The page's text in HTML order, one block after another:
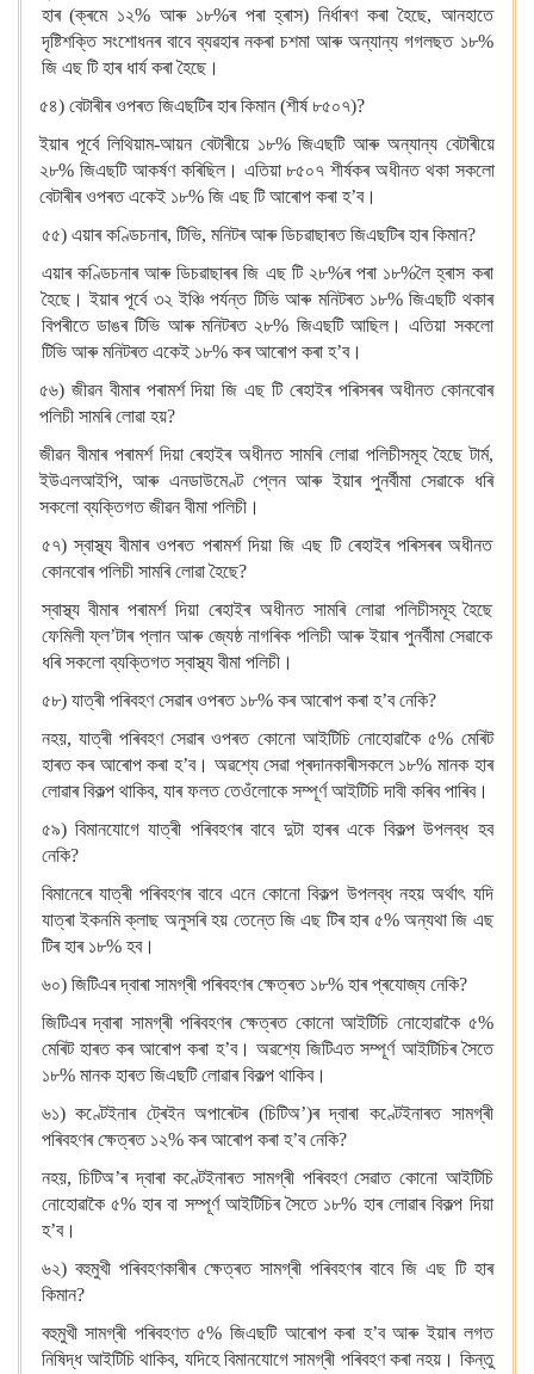
হাৰ (ক্ৰমে ১২% আৰু ১৮%ৰ পৰা হ্ৰাস) নিৰ্ধাৰণ কৰা হৈছে, আনহাতে
দৃষ্টিশক্তি সংশোধনৰ বাবে ব্যৱহাৰ নকৰা চশমা আৰু অন্যান্য গগলছত ১৮%
জি এছ টি হাৰ ধাৰ্য কৰা হৈছে।
৫৪) বেটাৰীৰ ওপৰত জিএছটিৰ হাৰ কিমান (শীৰ্ষ ৮৫০৭)?
ইয়াৰ পূৰ্বে লিথিয়াম-আয়ন বেটাৰীয়ে ১৮% জিএছটি আৰু অন্যান্য বেটাৰীয়ে
২৮% জিএছটি আকৰ্ষণ কৰিছিল। এতিয়া ৮৫০৭ শীৰ্ষকৰ অধীনত থকা সকলো
বেটাৰীৰ ওপৰত একেই ১৮% জি এছ টি আৰোপ কৰা হ’ব।
৫৫) এয়াৰ কণ্ডিচনাৰ, টিভি, মনিটৰ আৰু ডিচৱাছাৰত জিএছটিৰ হাৰ কিমান?
এয়াৰ কণ্ডিচনাৰ আৰু ডিচৱাছাৰৰ জি এছ টি ২৮%ৰ পৰা ১৮%লৈ হ্ৰাস কৰা
হৈছে। ইয়াৰ পূৰ্বে ৩২ ইঞ্চি পৰ্যন্ত টিভি আৰু মনিটৰত ১৮% জিএছটি থকাৰ
বিপৰীতে ডাঙৰ টিভি আৰু মনিটৰত ২৮% জিএছটি আছিল। এতিয়া সকলো
টিভি আৰু মনিটৰত একেই ১৮% কৰ আৰোপ কৰা হ’ব।
৫৬) জীৱন বীমাৰ পৰামৰ্শ দিয়া জি এছ টি ৰেহাইৰ পৰিসৰৰ অধীনত কোনবোৰ
পলিচী সামৰি লোৱা হয়?
জীৱন বীমাৰ পৰামৰ্শ দিয়া ৰেহাইৰ অধীনত সামৰি লোৱা পলিচীসমূহ হৈছে টাৰ্ম,
ইউএলআইপি, আৰু এনডাউমেণ্ট প্লেন আৰু ইয়াৰ পুনৰ্বীমা সেৱাকে ধৰি
সকলো ব্যক্তিগত জীৱন বীমা পলিচী।
৫৭) স্বাস্থ্য বীমাৰ ওপৰত পৰামৰ্শ দিয়া জি এছ টি ৰেহাইৰ পৰিসৰৰ অধীনত
কোনবোৰ পলিচী সামৰি লোৱা হৈছে?
স্বাস্থ্য বীমাৰ পৰামৰ্শ দিয়া ৰেহাইৰ অধীনত সামৰি লোৱা পলিচীসমূহ হৈছে
ফেমিলী ফ্ল’টাৰ প্লান আৰু জ্যেষ্ঠ নাগৰিক পলিচী আৰু ইয়াৰ পুনৰ্বীমা সেৱাকে
ধৰি সকলো ব্যক্তিগত স্বাস্থ্য বীমা পলিচী।
৫৮) যাত্ৰী পৰিবহণ সেৱাৰ ওপৰত ১৮% কৰ আৰোপ কৰা হ’ব নেকি?
নহয়, যাত্ৰী পৰিবহণ সেৱাৰ ওপৰত কোনো আইটিচি নোহোৱাকৈ ৫% মেৰিট
হাৰত কৰ আৰোপ কৰা হ’ব। অৱশ্যে সেৱা প্ৰদানকাৰীসকলে ১৮% মানক হাৰ
লোৱাৰ বিকল্প থাকিব, যাৰ ফলত তেওঁলোকে সম্পূৰ্ণ আইটিচি দাবী কৰিব পাৰিব।
৫৯) বিমানযোগে যাত্ৰী পৰিবহণৰ বাবে দুটা হাৰৰ একে বিকল্প উপলব্ধ হব
নেকি?
বিমানেৰে যাত্ৰী পৰিবহণৰ বাবে এনে কোনো বিকল্প উপলব্ধ নহয় অৰ্থাৎ যদি
যাত্ৰা ইকনমি ক্লাছ অনুসৰি হয় তেন্তে জি এছ টিৰ হাৰ ৫% অন্যথা জি এছ
টিৰ হাৰ ১৮% হব।
৬০) জিটিএৰ দ্বাৰা সামগ্ৰী পৰিবহণৰ ক্ষেত্ৰত ১৮% হাৰ প্ৰযোজ্য নেকি?
জিটিএৰ দ্বাৰা সামগ্ৰী পৰিবহণৰ ক্ষেত্ৰত কোনো আইটিচি নোহোৱাকৈ ৫%
মেৰিট হাৰত কৰ আৰোপ কৰা হ’ব। অৱশ্যে জিটিএত সম্পূৰ্ণ আইটিচিৰ সৈতে
১৮% মানক হাৰত জিএছটি লোৱাৰ বিকল্প থাকিব।
৬১) কণ্টেইনাৰ ট্ৰেইন অপাৰেটৰ (চিটিঅ’)ৰ দ্বাৰা কণ্টেইনাৰত সামগ্ৰী
পৰিবহণৰ ক্ষেত্ৰত ১২% কৰ আৰোপ কৰা হ’ব নেকি?
নহয়, চিটিঅ’ৰ দ্বাৰা কণ্টেইনাৰত সামগ্ৰী পৰিবহণ সেৱাত কোনো আইটিচি
নোহোৱাকৈ ৫% হাৰ বা সম্পূৰ্ণ আইটিচিৰ সৈতে ১৮% হাৰ লোৱাৰ বিকল্প দিয়া
হ’ব।
৬২) বহুমুখী পৰিবহণকাৰীৰ ক্ষেত্ৰত সামগ্ৰী পৰিবহণৰ বাবে জি এছ টি হাৰ
কিমান?
বহুমুখী সামগ্ৰী পৰিবহণত ৫% জিএছটি আৰোপ কৰা হ’ব আৰু ইয়াৰ লগত
নিষিদ্ধ আইটিচি থাকিব, যদিহে বিমানযোগে সামগ্ৰী পৰিবহণ কৰা নহয়। কিন্তু